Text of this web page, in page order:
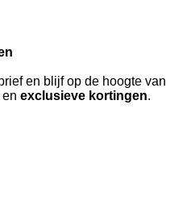
en blijf op de hoogte van
exclusieve kortingen.